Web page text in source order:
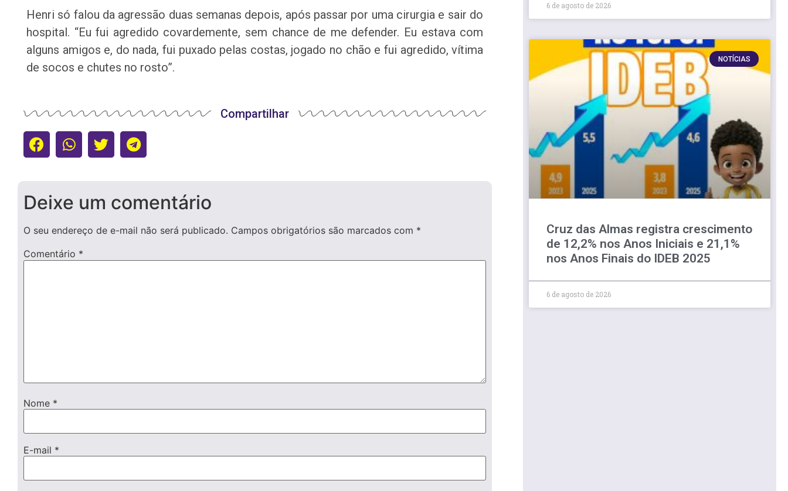
Henri só falou da agressão duas semanas depois, após passar por uma cirurgia e sair do
hospital. “Eu fui agredido covardemente, sem chance de me defender. Eu estava com
alguns amigos e, do nada, fui puxado pelas costas, jogado no chão e fui agredido, vítima
de socos e chutes no rosto”.
Compartilhar
Deixe um comentário
O seu endereço de e-mail não será publicado. Campos obrigatórios são marcados com *
Comentário *
Nome *
E-mail *
6 de agosto de 2026
NOTÍCIAS
Cruz das Almas registra crescimento
de 12,2% nos Anos Iniciais e 21,1%
nos Anos Finais do IDEB 2025
6 de agosto de 2026